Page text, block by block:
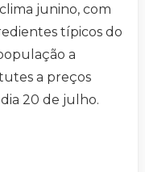
junino, com
típicos do
a
a preços
20 de julho.